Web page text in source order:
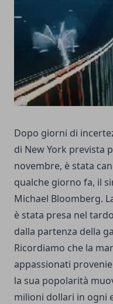
Dopo giorni di
di New York prevista
novembre, è stata
qualche giorno fa, il
Michael Bloomberg.
è stata presa nel
dalla partenza della
Ricordiamo che la
appassionati
la sua popolarità
milioni dollari in ogni